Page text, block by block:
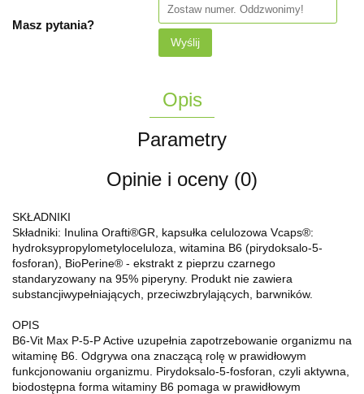
Masz pytania?
Wyślij
Opis
Parametry
Opinie i oceny (0)
SKŁADNIKI
Składniki: Inulina Orafti®GR, kapsułka celulozowa Vcaps®:
hydroksypropylometyloceluloza, witamina B6 (pirydoksalo-5-
fosforan), BioPerine® - ekstrakt z pieprzu czarnego
standaryzowany na 95% piperyny. Produkt nie zawiera
substancjiwypełniających, przeciwzbrylających, barwników.
OPIS
B6-Vit Max P-5-P Active uzupełnia zapotrzebowanie organizmu na
witaminę B6. Odgrywa ona znaczącą rolę w prawidłowym
funkcjonowaniu organizmu. Pirydoksalo-5-fosforan, czyli aktywna,
biodostępna forma witaminy B6 pomaga w prawidłowym